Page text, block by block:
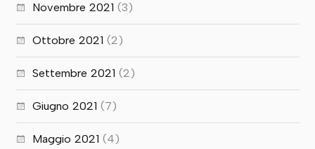
Novembre 2021 (3)
Ottobre 2021 (2)
Settembre 2021 (2)
Giugno 2021 (7)
Maggio 2021 (4)